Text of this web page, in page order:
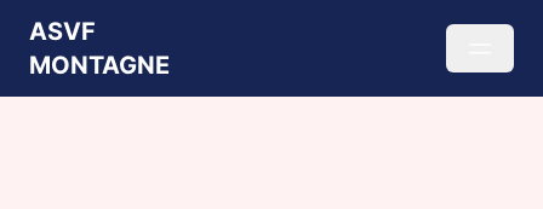
ASVF
MONTAGNE